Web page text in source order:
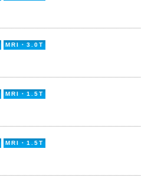
MRI・3.0T
MRI・1.5T
MRI・1.5T